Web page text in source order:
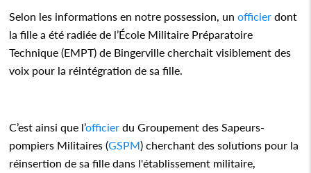
Selon les informations en notre possession, unofficier dont
la fille a été radiée de l’École Militaire Préparatoire
Technique (EMPT) de Bingerville cherchait visiblement des
voix pour la réintégration de sa fille.
C’est ainsi que l’officier du Groupement des Sapeurs-
pompiers Militaires (GSPM) cherchant des solutions pour la
réinsertion de sa fille dans l'établissement militaire,